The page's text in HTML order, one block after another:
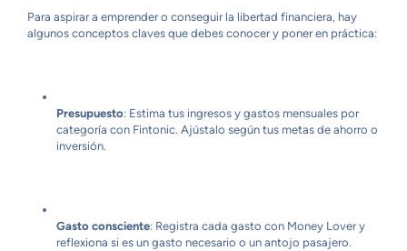
Para aspirar a emprender o conseguir la libertad financiera, hay
algunos conceptos claves que debes conocer y poner en práctica:
Presupuesto: Estima tus ingresos y gastos mensuales por
categoría con Fintonic. Ajústalo según tus metas de ahorro o
inversión.
Gasto consciente: Registra cada gasto con Money Lover y
reflexiona si es un gasto necesario o un antojo pasajero.